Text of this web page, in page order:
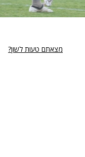
מצאתם טעות לשון?